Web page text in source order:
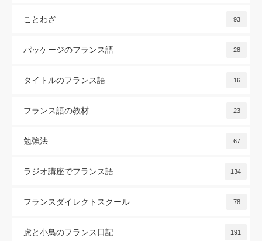
ことわざ 93
パッケージのフランス語 28
タイトルのフランス語 16
フランス語の教材 23
勉強法 67
ラジオ講座でフランス語 134
フランスダイレクトスクール 78
虎と小鳥のフランス日記 191